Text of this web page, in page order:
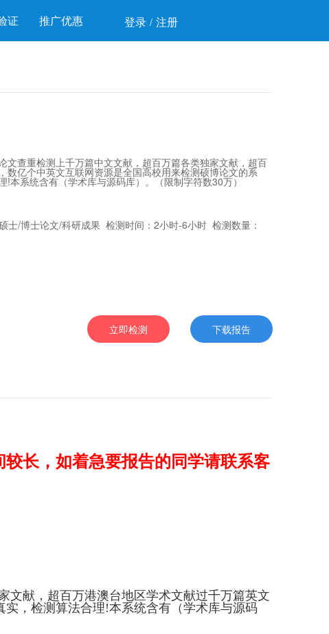
证 推广优惠 登录 / 注册
文查重检测上千万篇中文文献，超百万篇各类独家文献，超百
数亿个中英文互联网资源是全国高校用来检测硕博论文的系
!本系统含有（学术库与源码库）。（限制字符数30万）
士/博士论文/科研成果 检测时间：2小时-6小时 检测数量：
下载报告
立即检测
长，如着急要报告的同学请联系客
文献，超百万港澳台地区学术文献过千万篇英文
，检测算法合理!本系统含有（学术库与源码